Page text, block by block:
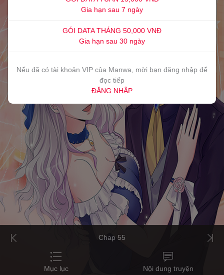
Chap 55
Mục lục Nội dung truyện
Gia hạn sau 7 ngày
GÓI DATA THÁNG 50,000 VNĐ
Gia hạn sau 30 ngày
Nếu đã có tài khoản VIP của Manwa, mời bạn đăng nhập để
đọc tiếp
ĐĂNG NHẬP